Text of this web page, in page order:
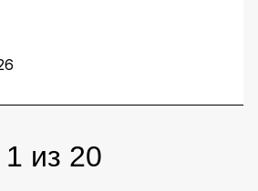
как ИИ помогает
работу на всех этапах:
до готовых артефактов для
1 из 20